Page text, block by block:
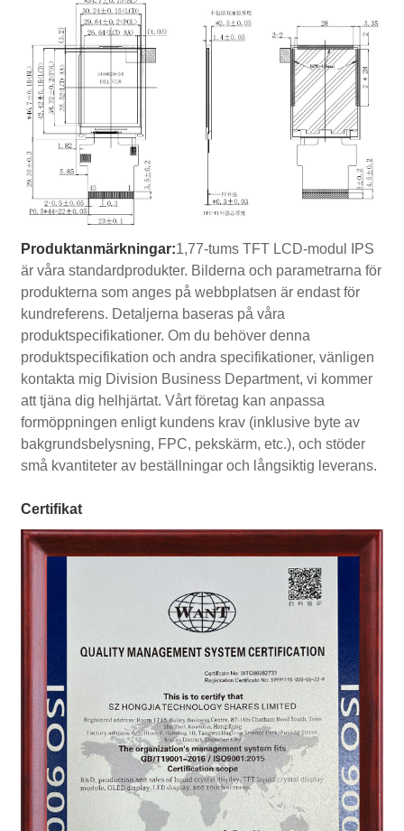
Produktanmärkningar:1,77-tums TFT LCD-modul IPS
är våra standardprodukter. Bilderna och parametrarna för
produkterna som anges på webbplatsen är endast för
kundreferens. Detaljerna baseras på våra
produktspecifikationer. Om du behöver denna
produktspecifikation och andra specifikationer, vänligen
kontakta mig Division Business Department, vi kommer
att tjäna dig helhjärtat. Vårt företag kan anpassa
formöppningen enligt kundens krav (inklusive byte av
bakgrundsbelysning, FPC, pekskärm, etc.), och stöder
små kvantiteter av beställningar och långsiktig leverans.
Certifikat